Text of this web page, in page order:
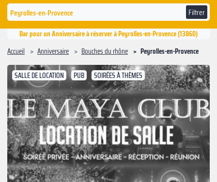
Filtrer
Bar pour un Anniversaire à réserver à Peyrolles-en-Provence (13860)
Accueil
Anniversaire Bouches du rhône Peyrolles-en-Provence
SALLE DE LOCATION PUB SOIRÉES À THÈMES